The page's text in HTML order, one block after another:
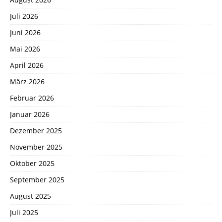
Juli 2026
Juni 2026
Mai 2026
April 2026
März 2026
Februar 2026
Januar 2026
Dezember 2025
November 2025
Oktober 2025
September 2025
August 2025
Juli 2025